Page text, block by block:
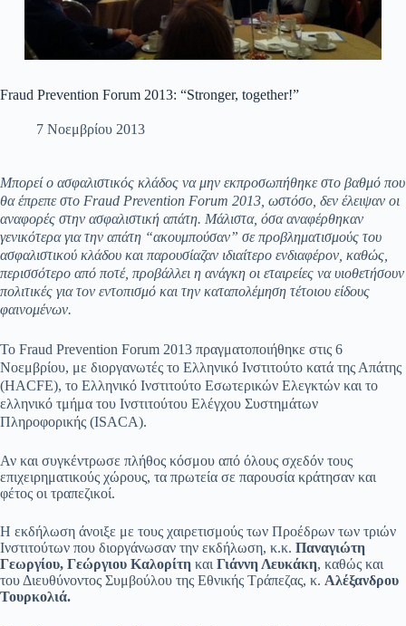
Fraud Prevention Forum 2013: “Stronger, together!”
7 Νοεμβρίου 2013
Μπορεί ο ασφαλιστικός κλάδος να μην εκπροσωπήθηκε στο βαθμό που
θα έπρεπε στο Fraud Prevention Forum 2013, ωστόσο, δεν έλειψαν οι
αναφορές στην ασφαλιστική απάτη. Μάλιστα, όσα αναφέρθηκαν
γενικότερα για την απάτη “ακουμπούσαν” σε προβληματισμούς του
ασφαλιστικού κλάδου και παρουσίαζαν ιδιαίτερο ενδιαφέρον, καθώς,
περισσότερο από ποτέ, προβάλλει η ανάγκη οι εταιρείες να υιοθετήσουν
πολιτικές για τον εντοπισμό και την καταπολέμηση τέτοιου είδους
φαινομένων.
Το Fraud Prevention Forum 2013 πραγματοποιήθηκε στις 6
Νοεμβρίου, με διοργανωτές το Ελληνικό Ινστιτούτο κατά της Απάτης
(HACFE), το Ελληνικό Ινστιτούτο Εσωτερικών Ελεγκτών και το
ελληνικό τμήμα του Ινστιτούτου Ελέγχου Συστημάτων
Πληροφορικής (ISACA).
Αν και συγκέντρωσε πλήθος κόσμου από όλους σχεδόν τους
επιχειρηματικούς χώρους, τα πρωτεία σε παρουσία κράτησαν και
φέτος οι τραπεζικοί.
Η εκδήλωση άνοιξε με τους χαιρετισμούς των Προέδρων των τριών
Ινστιτούτων που διοργάνωσαν την εκδήλωση, κ.κ. Παναγιώτη
Γεωργίου, Γεώργιου Καλορίτη και Γιάννη Λευκάκη, καθώς και
του Διευθύνοντος Συμβούλου της Εθνικής Τράπεζας, κ. Αλέξανδρου
Τουρκολιά.